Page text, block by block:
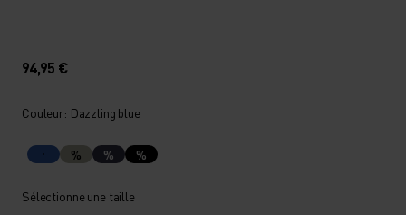
94,95 €
Couleur: Dazzling blue
% % %
Sélectionne une taille